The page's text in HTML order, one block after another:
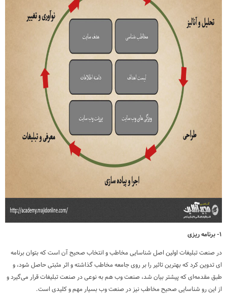
۱- برنامه ریزی
در صنعت تبلیغات اولین اصل شناسایی مخاطب و انتخاب صحیح آن است که بتوان برنامه
ای تدوین کرد که بهترین تاثیر را بر روی جامعه مخاطب گذاشته و اثر مثبتی حاصل شود، و
طبق مقدمه‌ای که پیشتر بیان شد، صنعت وب هم به نوعی در صنعت تبلیغات قرار می‌گیرد و
از این رو شناسایی صحیح مخاطب نیز در صنعت وب بسیار مهم و کلیدی است.